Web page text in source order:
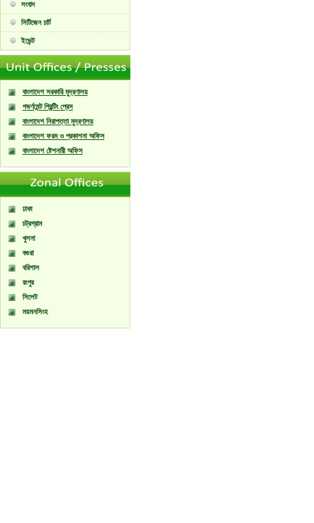
সংবাদ
সিটিজেন চার্ট
ইভেন্ট
বাংলাদেশ সরকারি মুদ্রণালয়
গভর্ণমেন্ট প্রিন্টিং প্রেস
বাংলাদেশ নিরাপত্তা মুদ্রণালয়
বাংলাদেশ ফরম ও প্রকাশনা অফিস
বাংলাদেশ ষ্টেশনারী অফিস
ঢাকা
চট্রগ্রাম
খুলনা
বগুরা
বরিশাল
রংপুর
সিলেট
ময়মনসিংহ